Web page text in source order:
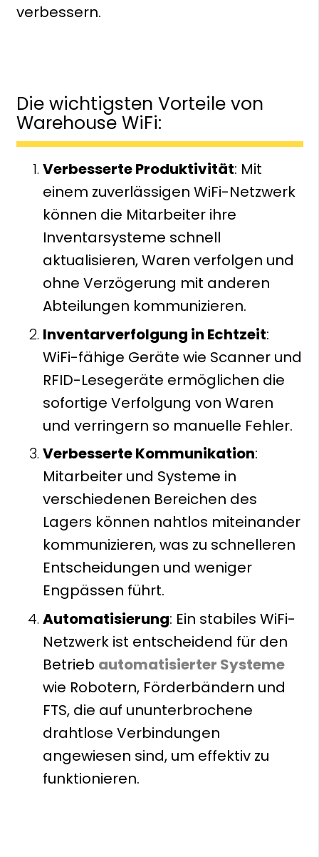
verbessern.
Die wichtigsten Vorteile von
Warehouse WiFi:
Verbesserte Produktivität: Mit
einem zuverlässigen WiFi-Netzwerk
können die Mitarbeiter ihre
Inventarsysteme schnell
aktualisieren, Waren verfolgen und
ohne Verzögerung mit anderen
Abteilungen kommunizieren.
Inventarverfolgung in Echtzeit:
WiFi-fähige Geräte wie Scanner und
RFID-Lesegeräte ermöglichen die
sofortige Verfolgung von Waren
und verringern so manuelle Fehler.
Verbesserte Kommunikation:
Mitarbeiter und Systeme in
verschiedenen Bereichen des
Lagers können nahtlos miteinander
kommunizieren, was zu schnelleren
Entscheidungen und weniger
Engpässen führt.
Automatisierung: Ein stabiles WiFi-
Netzwerk ist entscheidend für den
Betrieb automatisierter Systeme
wie Robotern, Förderbändern und
FTS, die auf ununterbrochene
drahtlose Verbindungen
angewiesen sind, um effektiv zu
funktionieren.